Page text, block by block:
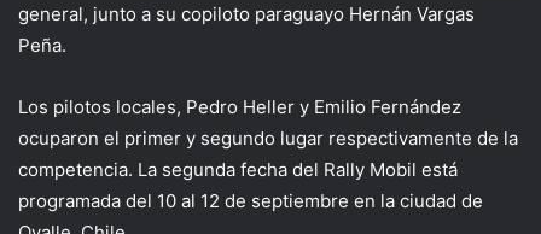
general, junto a su copiloto paraguayo Hernán Vargas
Peña.
Los pilotos locales, Pedro Heller y Emilio Fernández
ocuparon el primer y segundo lugar respectivamente de la
competencia. La segunda fecha del Rally Mobil está
programada del 10 al 12 de septiembre en la ciudad de